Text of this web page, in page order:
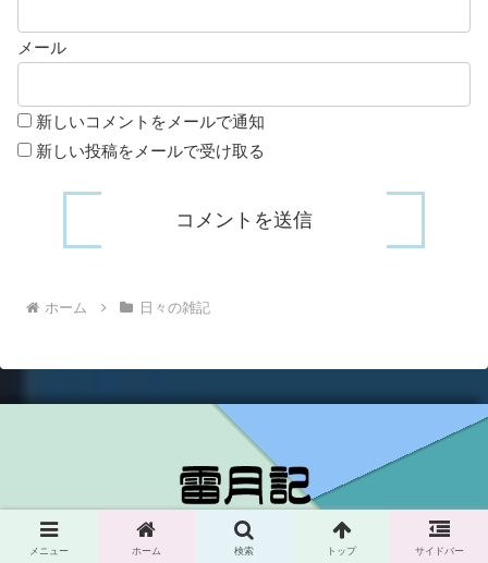
メール
新しいコメントをメールで通知
新しい投稿をメールで受け取る
ホーム 日々の雑記
Copyright © 2021-2026 雷月記 All Rights Reserved.
メニュー ホーム 検索 トップ サイドバー